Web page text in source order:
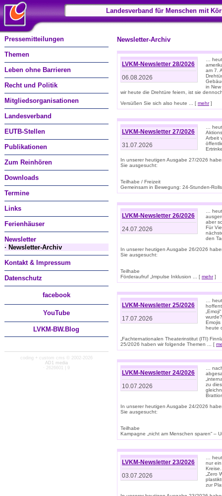
Landesverband für Menschen mit
Pressemitteilungen
Themen
Leben ohne Barrieren
Recht und Politik
Mitgliedsorganisationen
Landesverband
EUTB-Stellen
Publikationen
Zum Reinhören
Downloads
Termine
Links
Ferienhäuser
Newsletter
· Newsletter-Archiv
Kontakt & Impressum
Datenschutz
facebook
YouTube
LVKM-BW.Blog
coding + custom cms © 2002-2026
AD1 media
· 2626601 | 9
Newsletter-Archiv
LVKM-Newsletter 28/2026
06.08.2026
…
am 7.
in
wir heute die Drehtüre feiern, ist sie
Versüßen Sie sich also heute ... [ mehr]
LVKM-Newsletter 27/2026
31.07.2026
…
Arbeit
In unserer heutigen Ausgabe 27/2026
Sie ausgesucht:
Teilhabe / Freizeit
Gemeinsam in Bewegung: 24-Stunden-
LVKM-Newsletter 26/2026
24.07.2026
…
aber
Für
den
In unserer heutigen Ausgabe 26/2026
Sie ausgesucht:
Teilhabe
Förderaufruf „Impulse Inklusion ... [ mehr]
LVKM-Newsletter 25/2026
17.07.2026
…
Emojis
heute
„Fachternationalen Theaterinstitut (ITI)
25/2026 haben wir folgende Themen ... [
LVKM-Newsletter 24/2026
10.07.2026
…
zu
In unserer heutigen Ausgabe 24/2026
Sie ausgesucht:
Teilhabe
Kampagne „nicht am Menschen sparen“ –
LVKM-Newsletter 23/2026
03.07.2026
…
nur
„Zero
zur